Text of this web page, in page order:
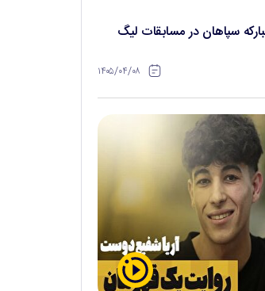
سپاهان در مسابقات لیگ
۱۴۰۵/۰۴/۰۸